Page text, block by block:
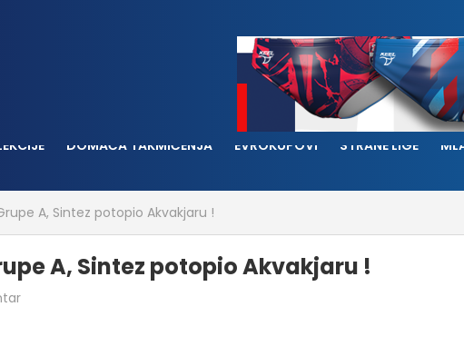
DOMAĆA TAKMIČENJA EVROKUPOVI STRANE LIGE
A, Sintez potopio Akvakjaru !
A, Sintez potopio Akvakjaru !